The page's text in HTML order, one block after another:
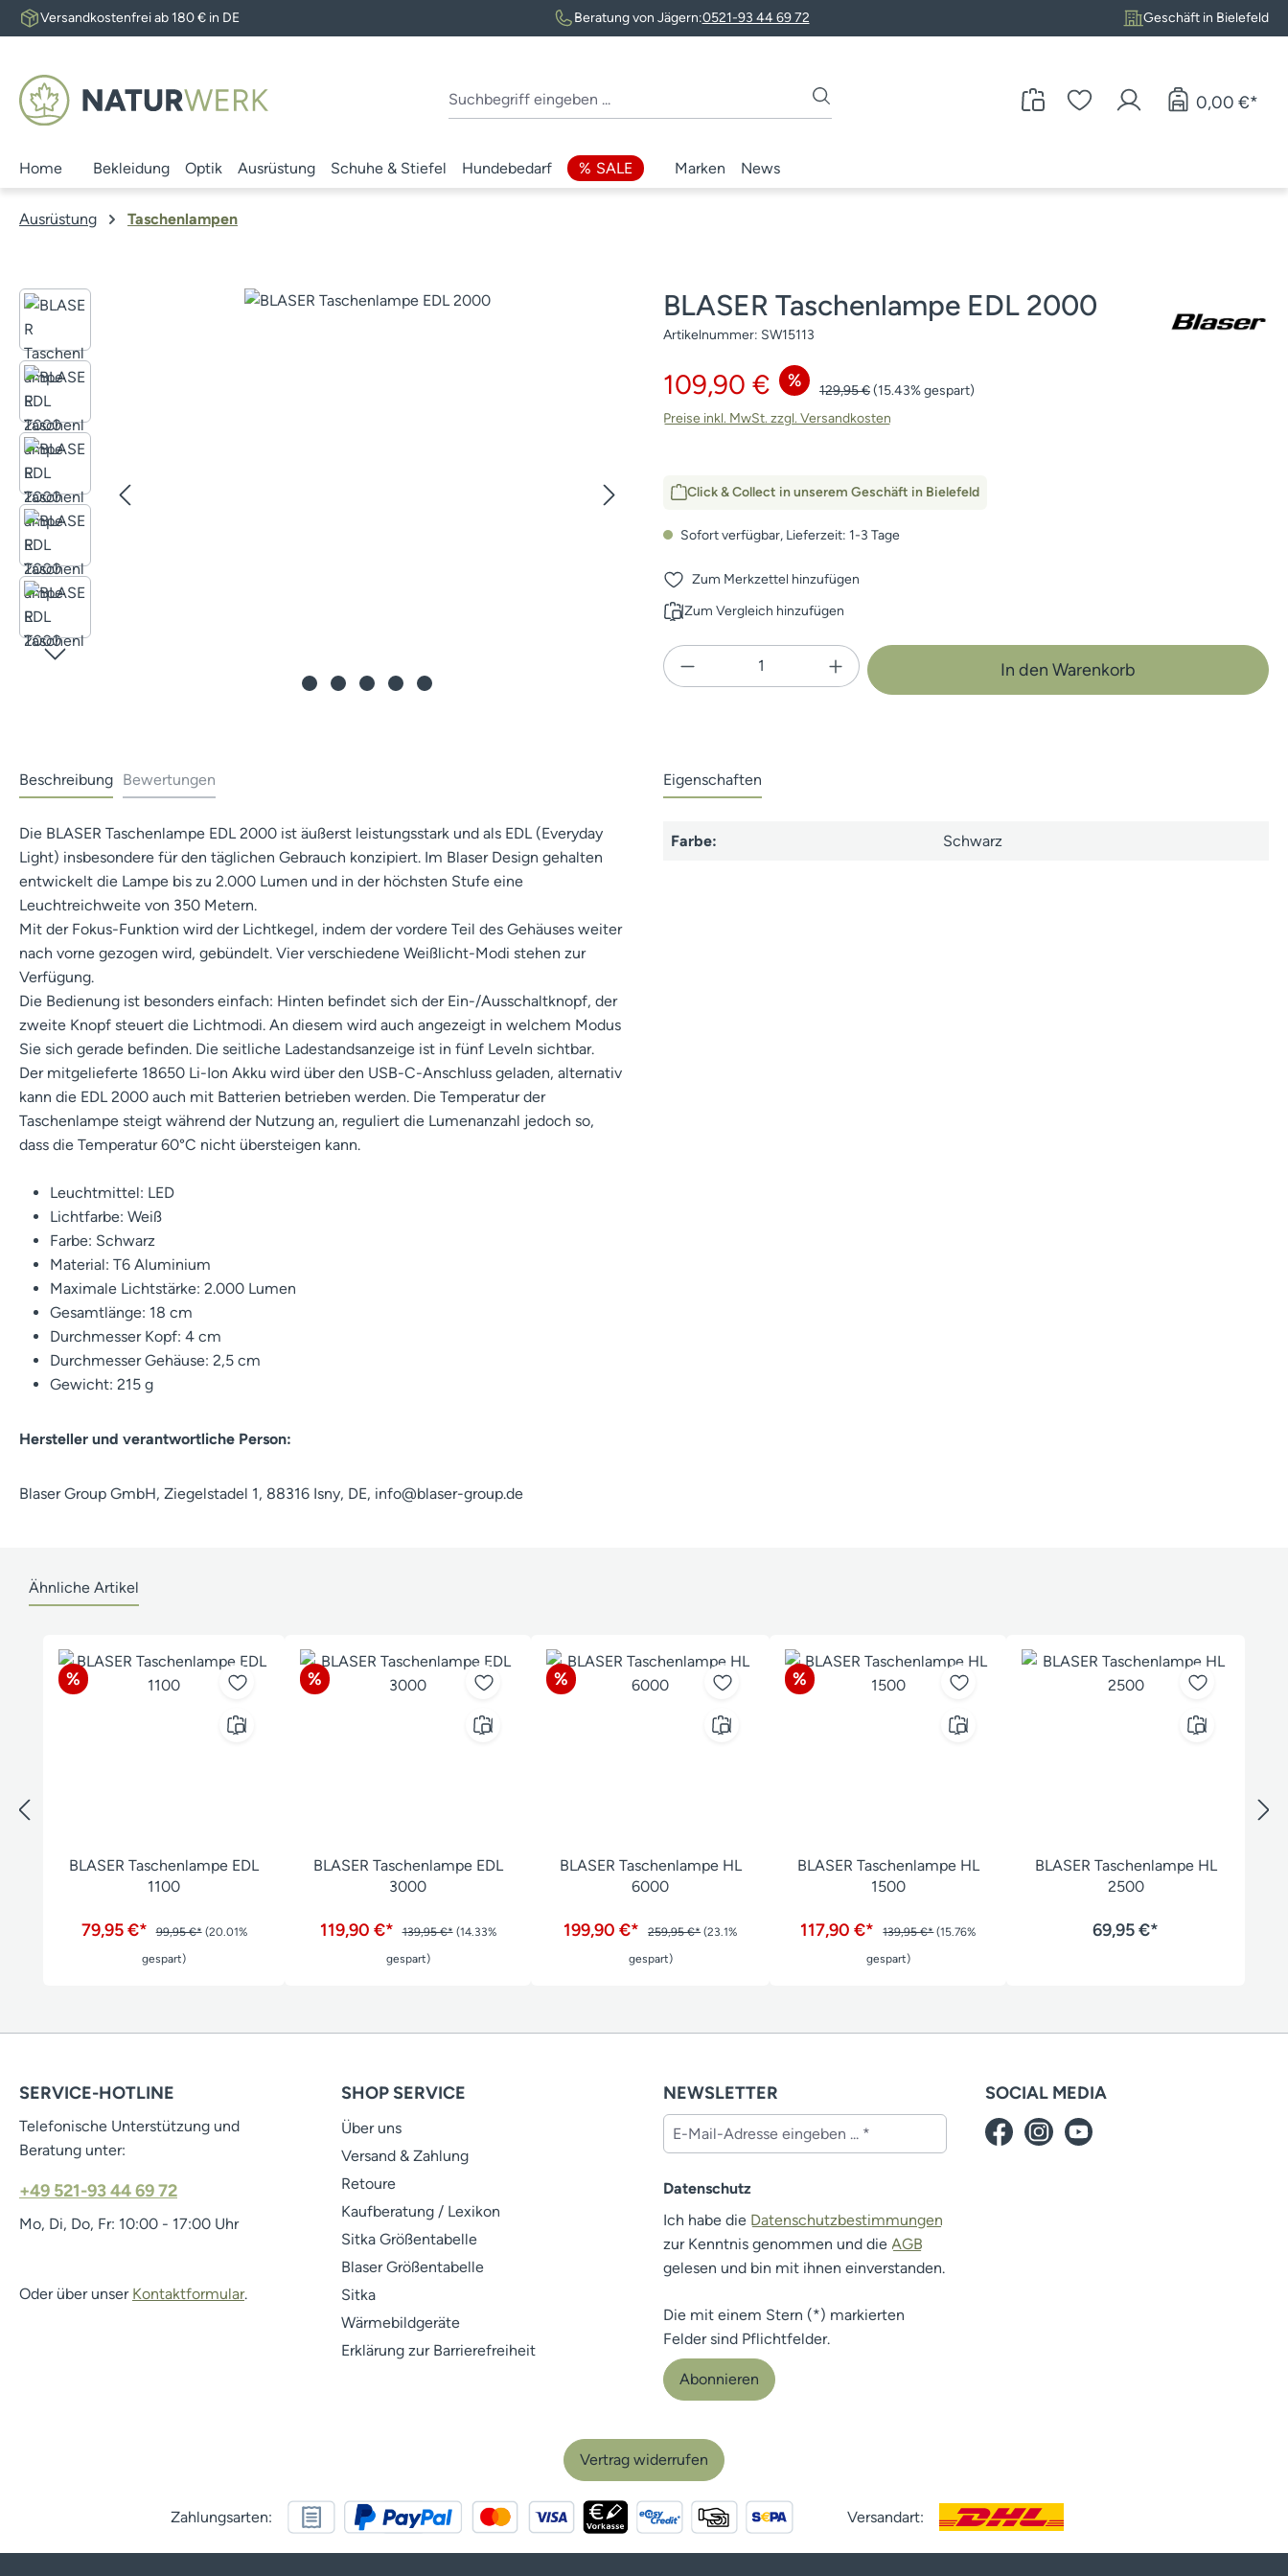
Hauptinhalt springen
Zur Suche springen
Zur Hauptnavigation springen
Versandkostenfrei ab 180 € in DE Beratung von Jägern:0521-93 44 69 72 Geschäft in Bielefeld
0,00 €*
Home Bekleidung Optik Ausrüstung Schuhe & Stiefel Hundebedarf SALE Marken News
Ausrüstung Taschenlampen
Bildergalerie überspringen BLASER Taschenlampe EDL 2000
Artikelnummer: SW15113
Verkaufspreis:
109,90 € % Regulärer Preis:
129,95 €(15.43% gespart)
Preise inkl. MwSt. zzgl. Versandkosten
Click & Collect in unserem Geschäft in Bielefeld
Sofort verfügbar, Lieferzeit: 1-3 Tage
Zum Merkzettel hinzufügen
Zum Vergleich hinzufügen
Produkt Anzahl: Gib den gewünschten Wert ein oder
In den Warenkorb
Beschreibung Bewertungen
Die BLASER Taschenlampe EDL 2000 ist äußerst leistungsstark und als EDL (Everyday
Light) insbesondere für den täglichen Gebrauch konzipiert. Im Blaser Design gehalten
entwickelt die Lampe bis zu 2.000 Lumen und in der höchsten Stufe eine
Leuchtreichweite von 350 Metern.
Mit der Fokus-Funktion wird der Lichtkegel, indem der vordere Teil des Gehäuses weiter
nach vorne gezogen wird, gebündelt. Vier verschiedene Weißlicht-Modi stehen zur
Verfügung.
Die Bedienung ist besonders einfach: Hinten befindet sich der Ein-/Ausschaltknopf, der
zweite Knopf steuert die Lichtmodi. An diesem wird auch angezeigt in welchem Modus
Sie sich gerade befinden. Die seitliche Ladestandsanzeige ist in fünf Leveln sichtbar.
Der mitgelieferte 18650 Li-Ion Akku wird über den USB-C-Anschluss geladen, alternativ
kann die EDL 2000 auch mit Batterien betrieben werden. Die Temperatur der
Taschenlampe steigt während der Nutzung an, reguliert die Lumenanzahl jedoch so,
dass die Temperatur 60°C nicht übersteigen kann.
Leuchtmittel: LED
Lichtfarbe: Weiß
Farbe: Schwarz
Material: T6 Aluminium
Maximale Lichtstärke: 2.000 Lumen
Gesamtlänge: 18 cm
Durchmesser Kopf: 4 cm
Durchmesser Gehäuse: 2,5 cm
Gewicht: 215 g
Hersteller und verantwortliche Person:
Blaser Group GmbH, Ziegelstadel 1, 88316 Isny, DE, info@blaser-group.de
Eigenschaften
Farbe: Schwarz
Ähnliche Artikel
Produktgalerie überspringen
Rabatt
%
BLASER Taschenlampe EDL
1100
79,95 €* 99,95 €* (20.01%
gespart)
Rabatt
%
BLASER Taschenlampe EDL
3000
119,90 €* 139,95 €* (14.33%
gespart)
Rabatt
%
BLASER Taschenlampe HL
6000
199,90 €* 259,95 €* (23.1%
gespart)
Rabatt
%
BLASER Taschenlampe HL
1500
117,90 €* 139,95 €* (15.76%
gespart)
BLASER Taschenlampe HL
2500
69,95 €*
SERVICE-HOTLINE
Telefonische Unterstützung und
Beratung unter:
+49 521-93 44 69 72
Mo, Di, Do, Fr: 10:00 - 17:00 Uhr
Oder über unser Kontaktformular.
SHOP SERVICE
Über uns
Versand & Zahlung
Retoure
Kaufberatung / Lexikon
Sitka Größentabelle
Blaser Größentabelle
Sitka
Wärmebildgeräte
Erklärung zur Barrierefreiheit
NEWSLETTER
Datenschutz
Ich habe die Datenschutzbestimmungen
zur Kenntnis genommen und die AGB
gelesen und bin mit ihnen einverstanden.
Die mit einem Stern (*) markierten
Felder sind Pflichtfelder.
Abonnieren
SOCIAL MEDIA
Vertrag widerrufen
Zahlungsarten: Versandart: